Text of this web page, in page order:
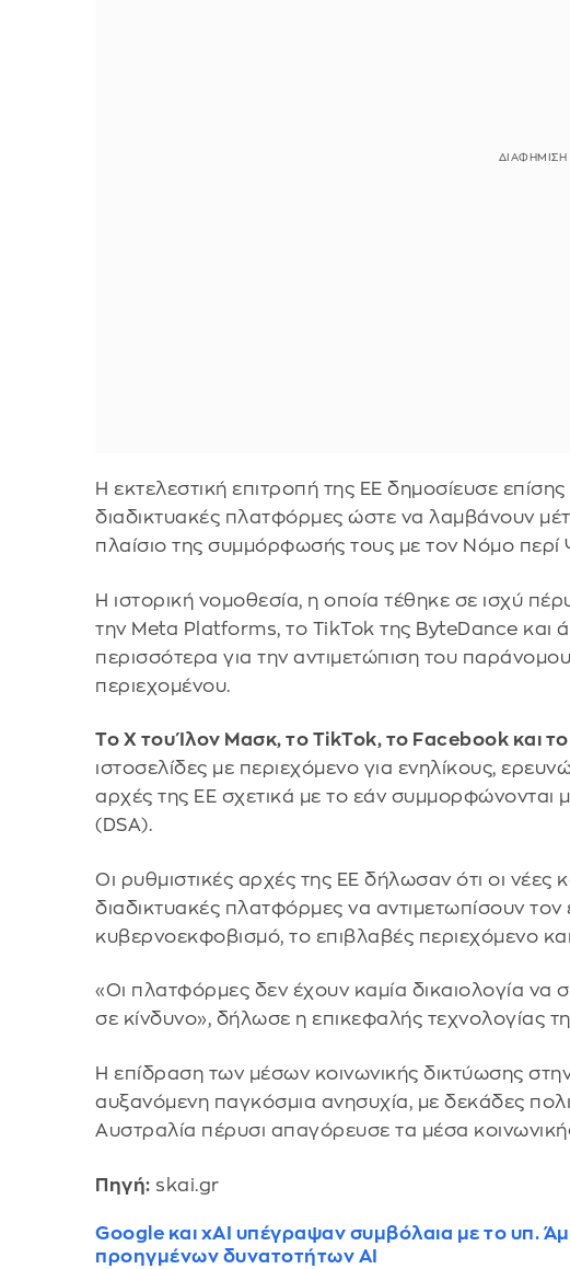
Η εκτελεστική επιτροπή της ΕΕ δημοσίευσε
διαδικτυακές πλατφόρμες ώστε να λαμβάνουν
πλαίσιο της συμμόρφωσής τους με τον Νόμο
Η ιστορική νομοθεσία, η οποία τέθηκε σε ισχύ
την Meta Platforms, το TikTok της ByteDance και
περισσότερα για την αντιμετώπιση του
περιεχομένου.
Το X του Ίλον Μασκ, το TikTok, το Facebook και
ιστοσελίδες με περιεχόμενο για ενηλίκους,
αρχές της ΕΕ σχετικά με το εάν συμμορφώνονται
(DSA).
Οι ρυθμιστικές αρχές της ΕΕ δήλωσαν ότι οι
διαδικτυακές πλατφόρμες να αντιμετωπίσουν τον
κυβερνοεκφοβισμό, το επιβλαβές περιεχόμενο
«Οι πλατφόρμες δεν έχουν καμία δικαιολογία να
σε κίνδυνο», δήλωσε η επικεφαλής τεχνολογίας
Η επίδραση των μέσων κοινωνικής δικτύωσης στην
αυξανόμενη παγκόσμια ανησυχία, με δεκάδες
Αυστραλία πέρυσι απαγόρευσε τα μέσα
Πηγή: skai.gr
Google και xAI υπέγραψαν συμβόλαια με το υπ.
προηγμένων δυνατοτήτων AI